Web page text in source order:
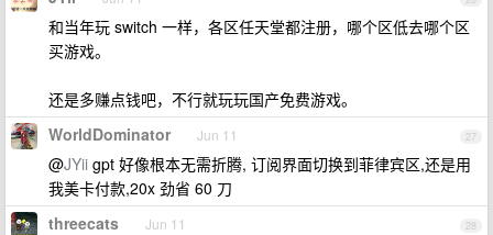
和当年玩 switch 一样，各区任天堂都注册，哪个区低去哪个区
买游戏。
还是多赚点钱吧，不行就玩玩国产免费游戏。
27
WorldDominator Jun 11
@JYii gpt 好像根本无需折腾, 订阅界面切换到菲律宾区,还是用
我美卡付款,20x 劲省 60 刀
28
threecats Jun 11